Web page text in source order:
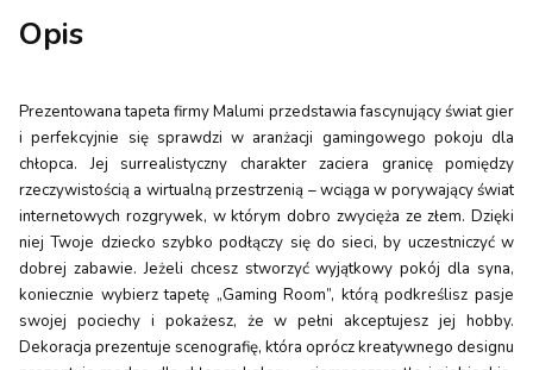
Opis
Prezentowana tapeta firmy Malumi przedstawia fascynujący świat gier
i perfekcyjnie się sprawdzi w aranżacji gamingowego pokoju dla
chłopca. Jej surrealistyczny charakter zaciera granicę pomiędzy
rzeczywistością a wirtualną przestrzenią – wciąga w porywający świat
internetowych rozgrywek, w którym dobro zwycięża ze złem. Dzięki
niej Twoje dziecko szybko podłączy się do sieci, by uczestniczyć w
dobrej zabawie. Jeżeli chcesz stworzyć wyjątkowy pokój dla syna,
koniecznie wybierz tapetę „Gaming Room”, którą podkreślisz pasje
swojej pociechy i pokażesz, że w pełni akceptujesz jej hobby.
Dekoracja prezentuje scenografię, która oprócz kreatywnego designu